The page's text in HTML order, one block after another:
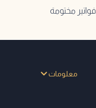
فواتير مختومة
معلومات